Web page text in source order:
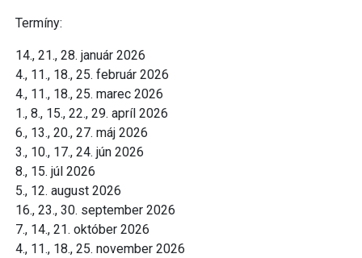
Termíny:
14., 21., 28. január 2026
4., 11., 18., 25. február 2026
4., 11., 18., 25. marec 2026
1., 8., 15., 22., 29. apríl 2026
6., 13., 20., 27. máj 2026
3., 10., 17., 24. jún 2026
8., 15. júl 2026
5., 12. august 2026
16., 23., 30. september 2026
7., 14., 21. október 2026
4., 11., 18., 25. november 2026